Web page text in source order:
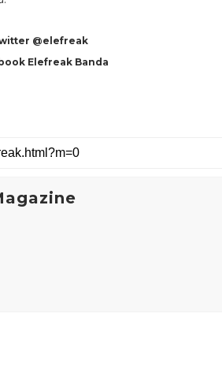
@elefreak
Elefreak Banda